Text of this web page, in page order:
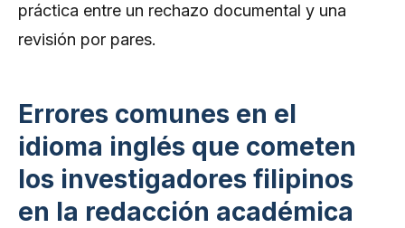
práctica entre un rechazo documental y una
revisión por pares.
Errores comunes en el
idioma inglés que cometen
los investigadores filipinos
en la redacción académica